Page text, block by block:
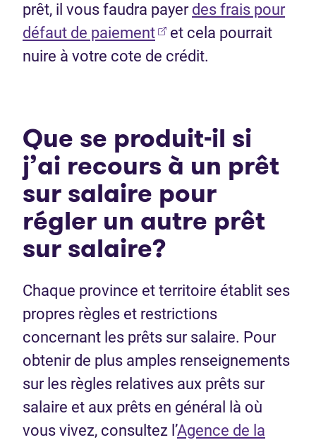
prêt, il vous faudra payer des frais pour
défaut de paiement(Ouvre dans un nouvel
et cela pourrait
nuire à votre cote de crédit.
Que se produit-il si
j’ai recours à un prêt
sur salaire pour
régler un autre prêt
sur salaire?
Chaque province et territoire établit ses
propres règles et restrictions
concernant les prêts sur salaire. Pour
obtenir de plus amples renseignements
sur les règles relatives aux prêts sur
salaire et aux prêts en général là où
vous vivez, consultez l’Agence de la